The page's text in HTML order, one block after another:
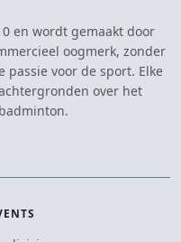
en wordt gemaakt door
oogmerk, zonder
passie voor de sport. Elke
over het